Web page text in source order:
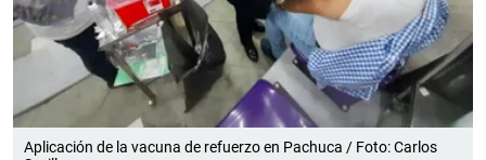
Aplicación de la vacuna de refuerzo en Pachuca / Foto: Carlos